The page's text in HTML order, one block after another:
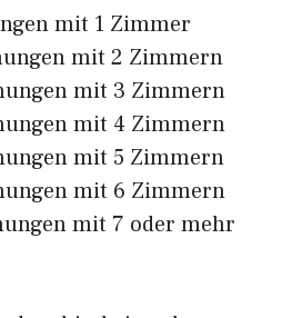
mit 1 Zimmer
mit 2 Zimmern
mit 3 Zimmern
mit 4 Zimmern
mit 5 Zimmern
mit 6 Zimmern
mit 7 oder mehr